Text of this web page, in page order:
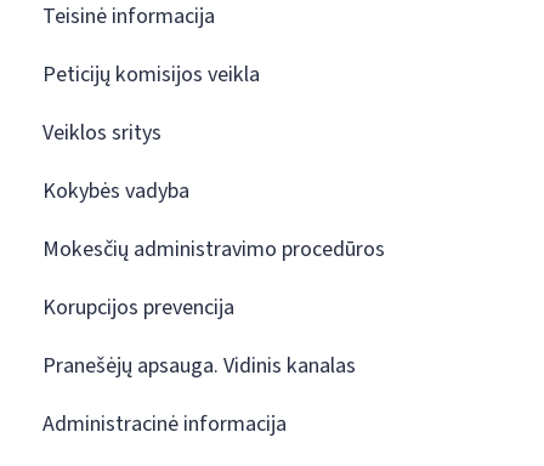
Teisinė informacija
Peticijų komisijos veikla
Veiklos sritys
Kokybės vadyba
Mokesčių administravimo procedūros
Korupcijos prevencija
Pranešėjų apsauga. Vidinis kanalas
Administracinė informacija